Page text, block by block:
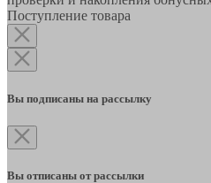
Поступление товара
Вы подписаны на рассылку
Вы отписаны от рассылки